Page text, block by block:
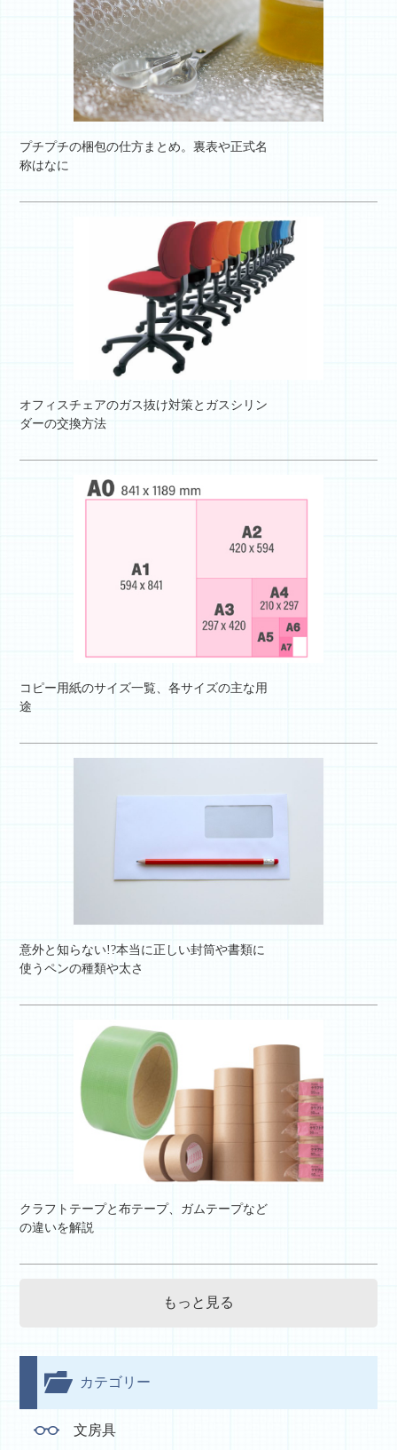
プチプチの梱包の仕方まとめ。裏表や正式名
称はなに
オフィスチェアのガス抜け対策とガスシリン
ダーの交換方法
コピー用紙のサイズ一覧、各サイズの主な用
途
意外と知らない!?本当に正しい封筒や書類に
使うペンの種類や太さ
クラフトテープと布テープ、ガムテープなど
の違いを解説
もっと見る
カテゴリー
文房具